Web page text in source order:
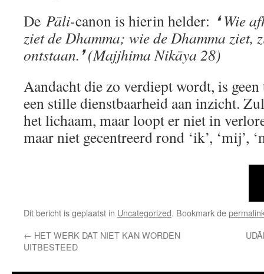
De Pāli-canon is hierin helder: ❛ Wie
ziet de Dhamma; wie de Dhamma ziet,
ontstaan.❜ (Majjhima Nikāya 28)
Aandacht die zo verdiept wordt, is
een stille dienstbaarheid aan inzicht.
het lichaam, maar loopt er niet in
maar niet gecentreerd rond ‘ik’, ‘mij’,
Dit bericht is geplaatst in Uncategorized. Bookmark de
← HET WERK DAT NIET KAN WORDEN
UITBESTEED